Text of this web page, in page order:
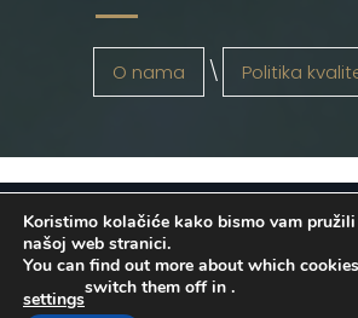
O nama Politika
OSATINA GRUPA d.o.o. 2026
.
byINFOS Osijek. Sva prava
Koristimo kolačiće kako bismo vam
našoj web stranici.
You can find out more about which
switch them off in
settings
.